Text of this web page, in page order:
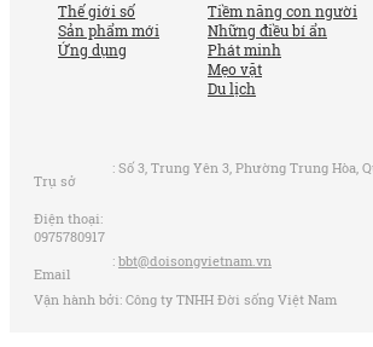
Thế giới số
Sản phẩm mới
Ứng dụng
Tiềm năng con người
Những điều bí ẩn
Phát minh
Mẹo vặt
Du lịch
Trụ sở
: Số 3, Trung Yên 3, Phường Trung Hòa,
Điện thoại:
0975780917
Email
: bbt@doisongvietnam.vn
Vận hành bởi: Công ty TNHH Đời sống Việt Nam